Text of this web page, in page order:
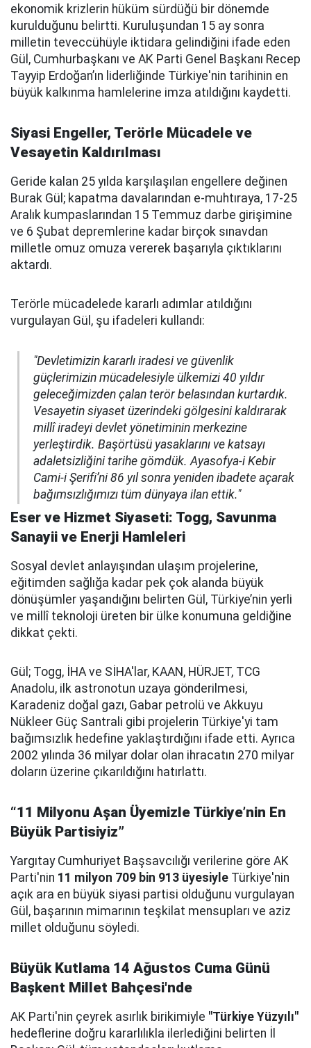
ekonomik krizlerin hüküm sürdüğü bir dönemde
kurulduğunu belirtti. Kuruluşundan 15 ay sonra
milletin teveccühüyle iktidara gelindiğini ifade eden
Gül, Cumhurbaşkanı ve AK Parti Genel Başkanı Recep
Tayyip Erdoğan’ın liderliğinde Türkiye'nin tarihinin en
büyük kalkınma hamlelerine imza atıldığını kaydetti.
Siyasi Engeller, Terörle Mücadele ve
Vesayetin Kaldırılması
Geride kalan 25 yılda karşılaşılan engellere değinen
Burak Gül; kapatma davalarından e-muhtıraya, 17-25
Aralık kumpaslarından 15 Temmuz darbe girişimine
ve 6 Şubat depremlerine kadar birçok sınavdan
milletle omuz omuza vererek başarıyla çıktıklarını
aktardı.
Terörle mücadelede kararlı adımlar atıldığını
vurgulayan Gül, şu ifadeleri kullandı:
"Devletimizin kararlı iradesi ve güvenlik
güçlerimizin mücadelesiyle ülkemizi 40 yıldır
geleceğimizden çalan terör belasından kurtardık.
Vesayetin siyaset üzerindeki gölgesini kaldırarak
millî iradeyi devlet yönetiminin merkezine
yerleştirdik. Başörtüsü yasaklarını ve katsayı
adaletsizliğini tarihe gömdük. Ayasofya-i Kebir
Cami-i Şerifi’ni 86 yıl sonra yeniden ibadete açarak
bağımsızlığımızı tüm dünyaya ilan ettik."
Eser ve Hizmet Siyaseti: Togg, Savunma
Sanayii ve Enerji Hamleleri
Sosyal devlet anlayışından ulaşım projelerine,
eğitimden sağlığa kadar pek çok alanda büyük
dönüşümler yaşandığını belirten Gül, Türkiye’nin yerli
ve millî teknoloji üreten bir ülke konumuna geldiğine
dikkat çekti.
Gül; Togg, İHA ve SİHA'lar, KAAN, HÜRJET, TCG
Anadolu, ilk astronotun uzaya gönderilmesi,
Karadeniz doğal gazı, Gabar petrolü ve Akkuyu
Nükleer Güç Santrali gibi projelerin Türkiye'yi tam
bağımsızlık hedefine yaklaştırdığını ifade etti. Ayrıca
2002 yılında 36 milyar dolar olan ihracatın 270 milyar
doların üzerine çıkarıldığını hatırlattı.
“11 Milyonu Aşan Üyemizle Türkiye’nin En
Büyük Partisiyiz”
Yargıtay Cumhuriyet Başsavcılığı verilerine göre AK
Parti'nin 11 milyon 709 bin 913 üyesiyle Türkiye'nin
açık ara en büyük siyasi partisi olduğunu vurgulayan
Gül, başarının mimarının teşkilat mensupları ve aziz
millet olduğunu söyledi.
Büyük Kutlama 14 Ağustos Cuma Günü
Başkent Millet Bahçesi'nde
AK Parti'nin çeyrek asırlık birikimiyle "Türkiye Yüzyılı"
hedeflerine doğru kararlılıkla ilerlediğini belirten İl